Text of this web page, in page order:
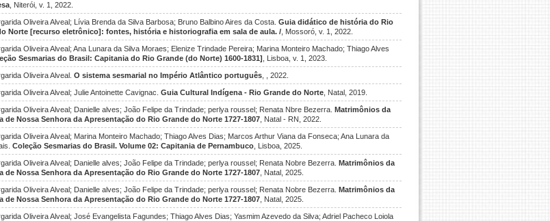
, Niterói, v. 1, 2022.
Oliveira Alveal; Lívia Brenda da Silva Barbosa; Bruno Balbino Aires da Costa. Guia didático de história do Rio
Norte [recurso eletrônico]: fontes, história e historiografia em sala de aula. / , Mossoró, v. 1, 2022.
Oliveira Alveal; Ana Lunara da Silva Moraes; Elenize Trindade Pereira; Marina Monteiro Machado; Thiago Alves
Sesmarias do Brasil: Capitania do Rio Grande (do Norte) 1600-1831] , Lisboa, v. 1, 2023.
Oliveira Alveal. O sistema sesmarial no Império Atlântico português , , 2022.
Oliveira Alveal; Julie Antoinette Cavignac. Guia Cultural Indígena - Rio Grande do Norte , Natal, 2019.
Oliveira Alveal; Danielle alves; João Felipe da Trindade; perlya roussel; Renata Nbre Bezerra. Matrimônios da
de Nossa Senhora da Apresentação do Rio Grande do Norte 1727-1807 , Natal - RN, 2022.
Oliveira Alveal; Marina Monteiro Machado; Thiago Alves Dias; Marcos Arthur Viana da Fonseca; Ana Lunara da
Coleção Sesmarias do Brasil. Volume 02: Capitania de Pernambuco , Lisboa, 2025.
Oliveira Alveal; Danielle alves; João Felipe da Trindade; perlya roussel; Renata Nobre Bezerra. Matrimônios da
de Nossa Senhora da Apresentação do Rio Grande do Norte 1727-1807 , Natal, 2025.
Oliveira Alveal; Danielle alves; João Felipe da Trindade; perlya roussel; Renata Nobre Bezerra. Matrimônios da
de Nossa Senhora da Apresentação do Rio Grande do Norte 1727-1807 , Natal, 2025.
Oliveira Alveal; José Evangelista Fagundes; Thiago Alves Dias; Yasmim Azevedo da Silva; Adriel Pacheco Loiola